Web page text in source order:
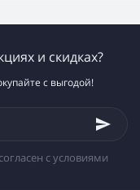
и скидках?
с выгодой!
с условиями